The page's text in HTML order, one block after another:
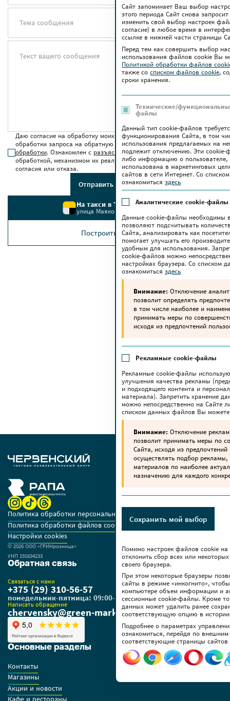
Тема сообщения
Текст вашего сообщения
Даю согласие на обработку моих персональных данных для
обработки запроса на обратную связь в соответствии сусловиями
обработки. Ознакомлен с разъяснением прав , связанных с
обработкой, механизмом их реализации, последствиями дачи
согласия или отказа.
Отправить сообщение
На такси в ТРЦ Червенский
улица Маяковского, 6
Построить маршрут
Политика обработки персональных данных
Политика обработки файлов cookie
Настройки cookies
© 2026 OOO «ГРИНрозница»
УНП 191634233
Основные разделы
Контакты
Магазины
Акции и новости
Обратная связь
Связаться с нами
+375 (29) 310-56-57
понедельник-пятница: 09:00-18:00
Написать обращение
chervensky@green-market.by
Сайт запоминает Ваш выбор
этого периода Сайт снова
изменить свой выбор настроек
согласие) в любое время в
ссылке в нижней части страницы
Перед тем как совершить выбор
использования файлов сookie Вы
Политикой обработки файлов
также coсписком файлов cookie,
сроки хранения.
Технические/
файлы
Данный тип cookie-файлов
функционирования Сайта, в том
использования предлагаемых на
подлежит отключению. Эти
либо информацию о пользователе,
использована в маркетинговых
сайтов в сети Интернет. Со
ознакомитьсяздесь
Аналитические cookie-файлы
Данные cookie-файлы необходимы в
позволяют подсчитывать
Сайта, анализировать как
помогает улучшать его
удобным для использования.
cookie-файлов можно
настройках браузера. Со списком
ознакомитьсяздесь
Внимание: Отключение
позволит определять
в том числе наиболее и
принимать меры по
исходя из предпочтений
Рекламные cookie-файлы
Рекламные cookie-файлы
улучшения качества рекламы
и подходящего контента и
материала). Запретить хранение
можно непосредственно на Сайте
списком данных файлов Вы
Внимание: Отключение
позволит принимать меры по
Сайта, исходя из
осуществлять подбор
материалов по наиболее
назначению для каждого
Сохранить мой выбор
Помимо настроек файлов сookie
отклонить сбор всех или
своего браузера.
При этом некоторые браузеры
сайты в режиме «инкогнито»,
компьютере объем информации и
сессионные cookie-файлы. Кроме
данных может удалить ранее
соответствующую опцию в
Подробнее о параметрах
ознакомиться, перейдя по
соответствующие страницы